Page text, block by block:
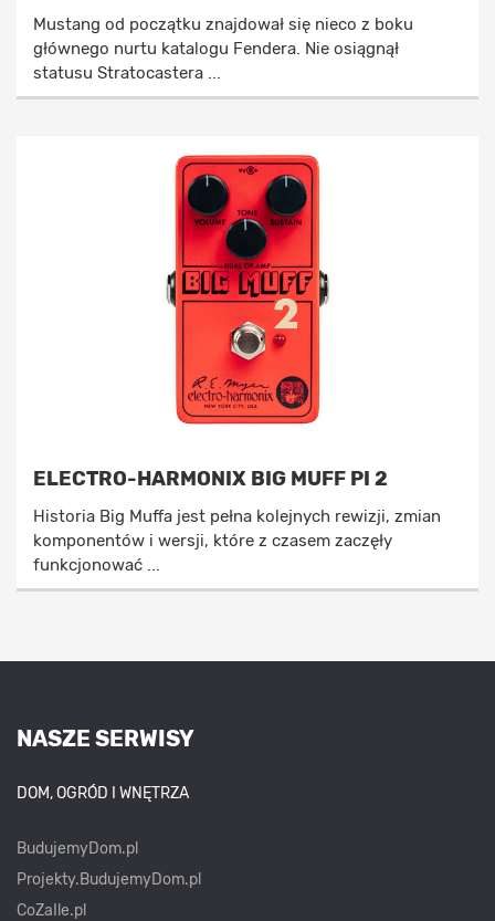
Mustang od początku znajdował się nieco z boku
głównego nurtu katalogu Fendera. Nie osiągnął
statusu Stratocastera ...
ELECTRO-HARMONIX BIG MUFF PI 2
Historia Big Muffa jest pełna kolejnych rewizji, zmian
komponentów i wersji, które z czasem zaczęły
funkcjonować ...
NASZE SERWISY
DOM, OGRÓD I WNĘTRZA
BudujemyDom.pl
Projekty.BudujemyDom.pl
CoZaIle.pl